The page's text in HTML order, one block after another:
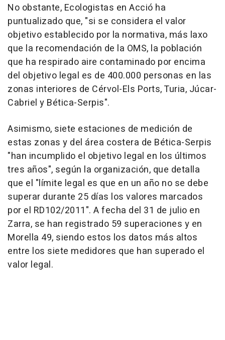
No obstante, Ecologistas en Acció ha
puntualizado que, "si se considera el valor
objetivo establecido por la normativa, más laxo
que la recomendación de la OMS, la población
que ha respirado aire contaminado por encima
del objetivo legal es de 400.000 personas en las
zonas interiores de Cérvol-Els Ports, Turia, Júcar-
Cabriel y Bética-Serpis".
Asimismo, siete estaciones de medición de
estas zonas y del área costera de Bética-Serpis
"han incumplido el objetivo legal en los últimos
tres años", según la organización, que detalla
que el "límite legal es que en un año no se debe
superar durante 25 días los valores marcados
por el RD102/2011". A fecha del 31 de julio en
Zarra, se han registrado 59 superaciones y en
Morella 49, siendo estos los datos más altos
entre los siete medidores que han superado el
valor legal.